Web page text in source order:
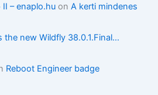
– enaplo.hu onA kerti mindenes
the new Wildfly 38.0.1.Final…
Reboot Engineer badge